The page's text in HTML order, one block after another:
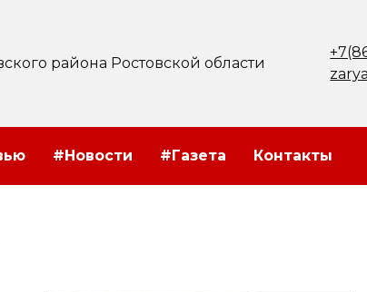
района Ростовской области
#Новости #Газета Контакты